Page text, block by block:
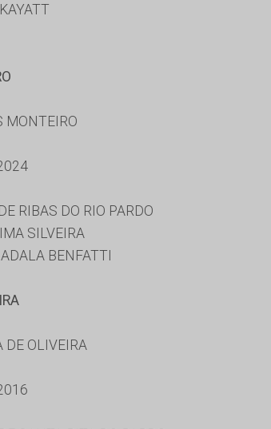
MONTEIRO
RIBAS DO RIO PARDO
SILVEIRA
BENFATTI
DE OLIVEIRA